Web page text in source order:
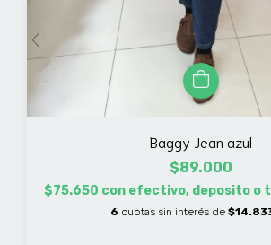
Baggy Jean azul
$89.000
$75.650 con efectivo, deposito o
6 cuotas sin interés de